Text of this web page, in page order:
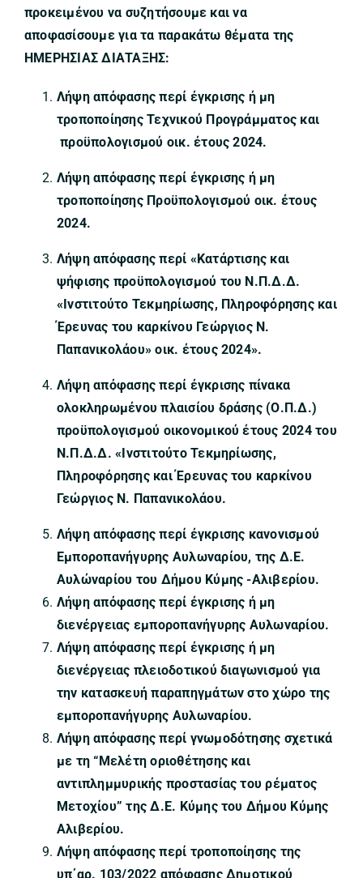
προκειμένου να συζητήσουμε και να
αποφασίσουμε για τα παρακάτω θέματα της
ΗΜΕΡΗΣΙΑΣ ΔΙΑΤΑΞΗΣ:
Λήψη απόφασης περί έγκρισης ή μη
τροποποίησης Τεχνικού Προγράμματος και
προϋπολογισμού οικ. έτους 2024.
Λήψη απόφασης περί έγκρισης ή μη
τροποποίησης Προϋπολογισμού οικ. έτους
2024.
Λήψη απόφασης περί «Κατάρτισης και
ψήφισης προϋπολογισμού του Ν.Π.Δ.Δ.
«Ινστιτούτο Τεκμηρίωσης, Πληροφόρησης και
Έρευνας του καρκίνου Γεώργιος Ν.
Παπανικολάου» οικ. έτους 2024».
Λήψη απόφασης περί έγκρισης πίνακα
ολοκληρωμένου πλαισίου δράσης (Ο.Π.Δ.)
προϋπολογισμού οικονομικού έτους 2024 του
Ν.Π.Δ.Δ. «Ινστιτούτο Τεκμηρίωσης,
Πληροφόρησης και Έρευνας του καρκίνου
Γεώργιος Ν. Παπανικολάου.
Λήψη απόφασης περί έγκρισης κανονισμού
Εμποροπανήγυρης Αυλωναρίου, της Δ.Ε.
Αυλώναρίου του Δήμου Κύμης -Αλιβερίου.
Λήψη απόφασης περί έγκρισης ή μη
διενέργειας εμποροπανήγυρης Αυλωναρίου.
Λήψη απόφασης περί έγκρισης ή μη
διενέργειας πλειοδοτικού διαγωνισμού για
την κατασκευή παραπηγμάτων στο χώρο της
εμποροπανήγυρης Αυλωναρίου.
Λήψη απόφασης περί γνωμοδότησης σχετικά
με τη “Μελέτη οριοθέτησης και
αντιπλημμυρικής προστασίας του ρέματος
Μετοχίου” της Δ.Ε. Κύμης του Δήμου Κύμης
Αλιβερίου.
Λήψη απόφασης περί τροποποίησης της
υπ΄αρ. 103/2022 απόφασης Δημοτικού